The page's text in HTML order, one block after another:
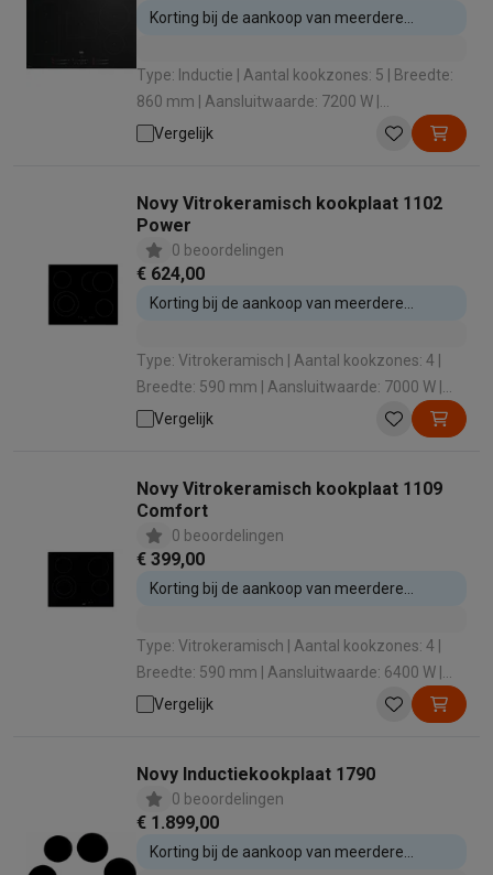
Korting bij de aankoop van meerdere
Type: Inductie | Aantal kookzones: 5 | Breedte:
860 mm | Aansluitwaarde: 7200 W |
Boosterfunctie: Ja
Vergelijk
Novy Vitrokeramisch kookplaat 1102
Power
0 beoordelingen
€ 624,00
Korting bij de aankoop van meerdere
Type: Vitrokeramisch | Aantal kookzones: 4 |
Breedte: 590 mm | Aansluitwaarde: 7000 W |
Boosterfunctie: Nee
Vergelijk
Novy Vitrokeramisch kookplaat 1109
Comfort
0 beoordelingen
€ 399,00
Korting bij de aankoop van meerdere
Type: Vitrokeramisch | Aantal kookzones: 4 |
Breedte: 590 mm | Aansluitwaarde: 6400 W |
Boosterfunctie: Nee
Vergelijk
Novy Inductiekookplaat 1790
0 beoordelingen
€ 1.899,00
Korting bij de aankoop van meerdere